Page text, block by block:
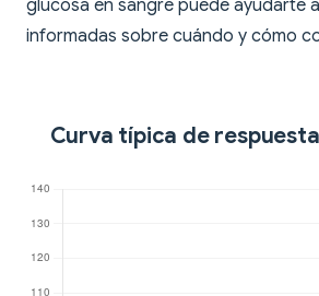
glucosa en sangre puede ayudarte
informadas sobre cuándo y cómo
Curva típica de